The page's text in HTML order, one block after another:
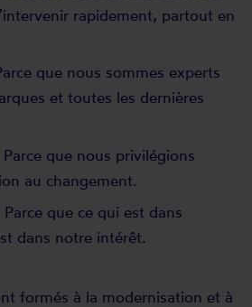
rapidement, partout en
que nous sommes experts
et toutes les dernières
Parce que nous privilégions
au changement.
Parce que ce qui est dans
dans notre intérêt.
formés à la modernisation et à